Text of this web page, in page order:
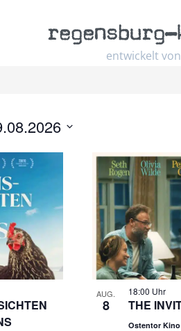
entwickelt von
regensburg–
AUG.
8
18:00 Uhr
THE
Ostentor Kino